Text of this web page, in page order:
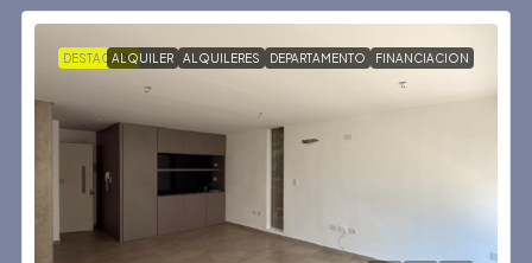
DESTACADAALQUILER ALQUILERES DEPARTAMENTO FINANCIACION